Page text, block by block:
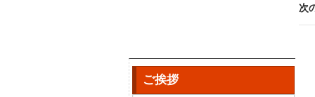
次
ご挨拶